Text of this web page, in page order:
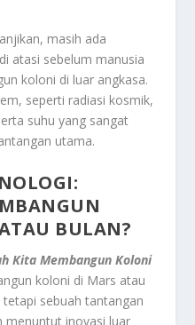
masih ada
atasi sebelum manusia
koloni di luar angkasa.
seperti radiasi kosmik,
suhu yang sangat
utama.
BULAN?
Kita Membangun Koloni
koloni di Mars atau
sebuah tantangan
menuntut inovasi luar